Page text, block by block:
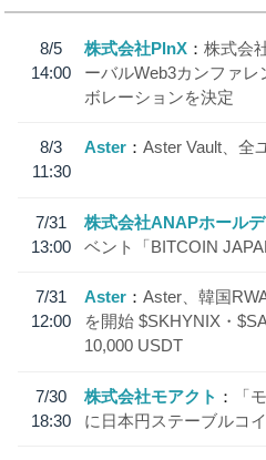
8/5
14:00
株式会社PlnX
株式会
ーバルWeb3カンファレ
ボレーションを決定
8/3
11:30
Aster Aster Vault、全
7/31
13:00
株式会社ANAPホール
ベント「BITCOIN
7/31
12:00
Aster
Aster、韓国
を開始 $SKHYNIX・
10,000 USDT
7/30
18:30
株式会社モアクト
「
に日本円ステーブルコ